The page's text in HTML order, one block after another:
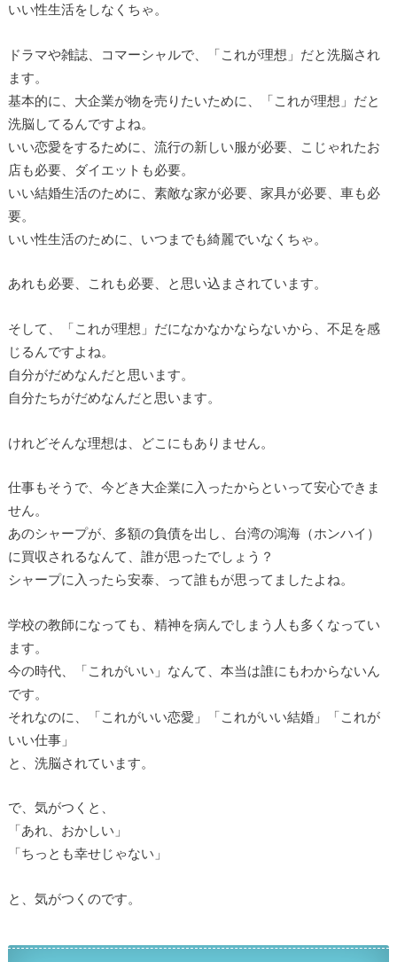
いい性生活をしなくちゃ。
ドラマや雑誌、コマーシャルで、「これが理想」だと洗脳され
ます。
基本的に、大企業が物を売りたいために、「これが理想」だと
洗脳してるんですよね。
いい恋愛をするために、流行の新しい服が必要、こじゃれたお
店も必要、ダイエットも必要。
いい結婚生活のために、素敵な家が必要、家具が必要、車も必
要。
いい性生活のために、いつまでも綺麗でいなくちゃ。
あれも必要、これも必要、と思い込まされています。
そして、「これが理想」だになかなかならないから、不足を感
じるんですよね。
自分がだめなんだと思います。
自分たちがだめなんだと思います。
けれどそんな理想は、どこにもありません。
仕事もそうで、今どき大企業に入ったからといって安心できま
せん。
あのシャープが、多額の負債を出し、台湾の鴻海（ホンハイ）
に買収されるなんて、誰が思ったでしょう？
シャープに入ったら安泰、って誰もが思ってましたよね。
学校の教師になっても、精神を病んでしまう人も多くなってい
ます。
今の時代、「これがいい」なんて、本当は誰にもわからないん
です。
それなのに、「これがいい恋愛」「これがいい結婚」「これが
いい仕事」
と、洗脳されています。
で、気がつくと、
「あれ、おかしい」
「ちっとも幸せじゃない」
と、気がつくのです。